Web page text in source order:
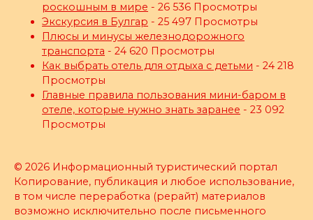
роскошным в мире - 26 536 Просмотры
Экскурсия в Булгар - 25 497 Просмотры
Плюсы и минусы железнодорожного
транспорта - 24 620 Просмотры
Как выбрать отель для отдыха с детьми - 24 218
Просмотры
Главные правила пользования мини-баром в
отеле, которые нужно знать заранее - 23 092
Просмотры
© 2026 Информационный туристический портал
Копирование, публикация и любое использование,
в том числе переработка (рерайт) материалов
возможно исключительно после письменного